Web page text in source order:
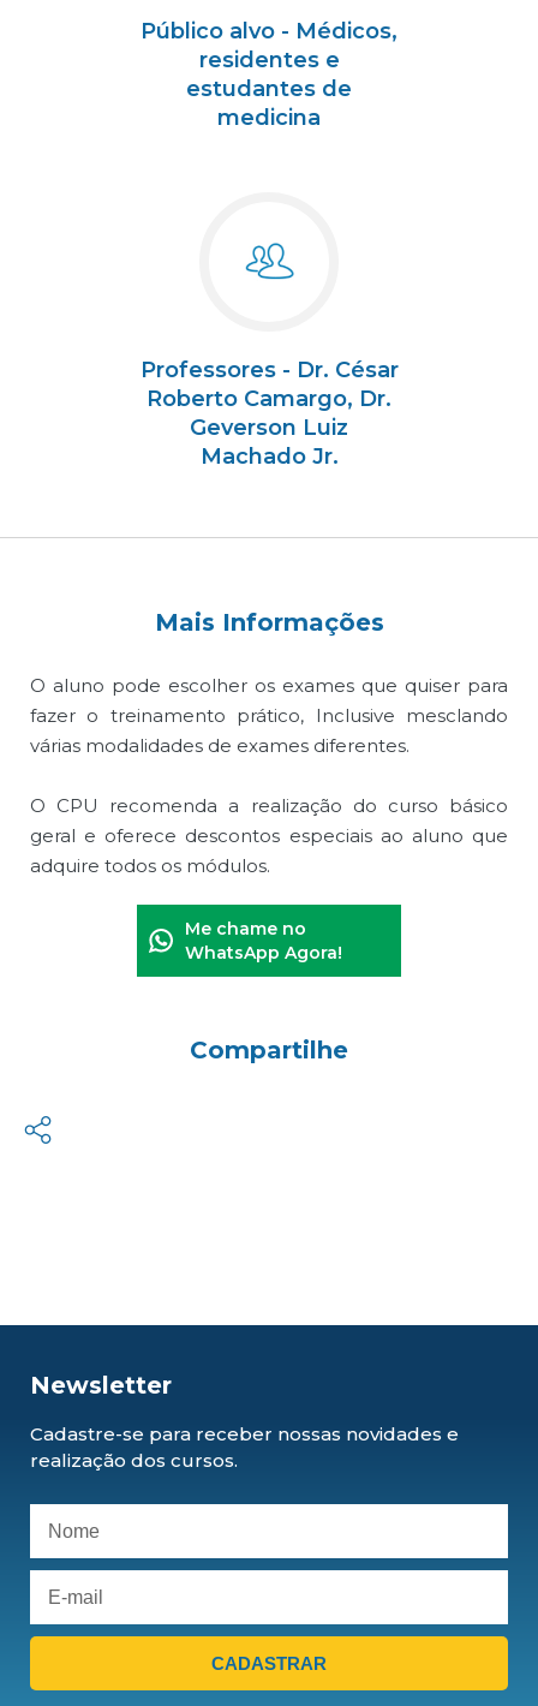
Público alvo - Médicos,
residentes e
estudantes de
medicina
Professores - Dr. César
Roberto Camargo, Dr.
Geverson Luiz
Machado Jr.
Mais Informações
O aluno pode escolher os exames que quiser para
fazer o treinamento prático, Inclusive mesclando
várias modalidades de exames diferentes.
O CPU recomenda a realização do curso básico
geral e oferece descontos especiais ao aluno que
adquire todos os módulos.
Me chame no
WhatsApp Agora!
Compartilhe
Newsletter
Cadastre-se para receber nossas novidades e
realização dos cursos.
CADASTRAR